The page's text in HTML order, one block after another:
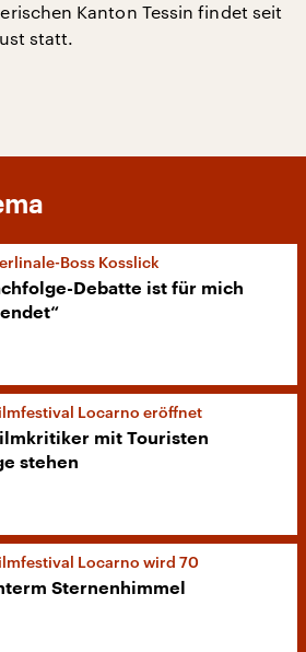
Kanton Tessin findet seit
statt.
Boss Kosslick
Debatte ist für mich
Locarno eröffnet
mit Touristen
stehen
Locarno wird 70
Sternenhimmel